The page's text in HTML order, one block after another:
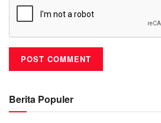
Berita Populer